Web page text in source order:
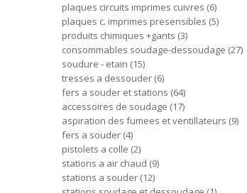
plaques circuits imprimes cuivres 6
plaques c. imprimes presensibles 5
produits chimiques +gants 3
consommables soudage-dessoudage 27
soudure - etain 15
tresses a dessouder 6
fers a souder et stations 64
accessoires de soudage 17
aspiration des fumees et ventillateurs 9
fers a souder 4
pistolets a colle 2
stations a air chaud 9
stations a souder 12